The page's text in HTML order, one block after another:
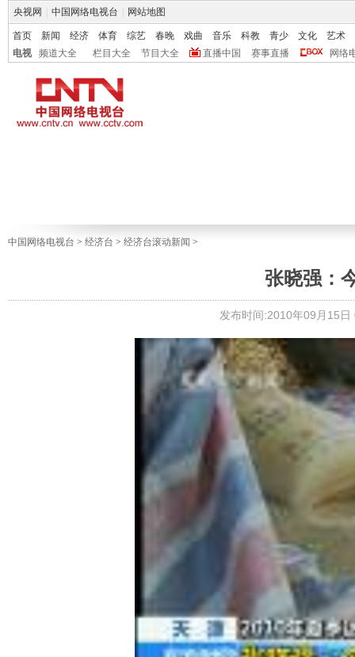
央视网 中国网络电视台 网站地图
首页 新闻 经济 体育 综艺 春晚 戏曲 音乐 科教 青少 文化
艺术
电视
频道大全 栏目大全 节目大全 直播中国 赛事直播 网络
中国网络电视台 > 经济台 > 经济台滚动新闻 >
张晓强：
发布时间:2010年09月15